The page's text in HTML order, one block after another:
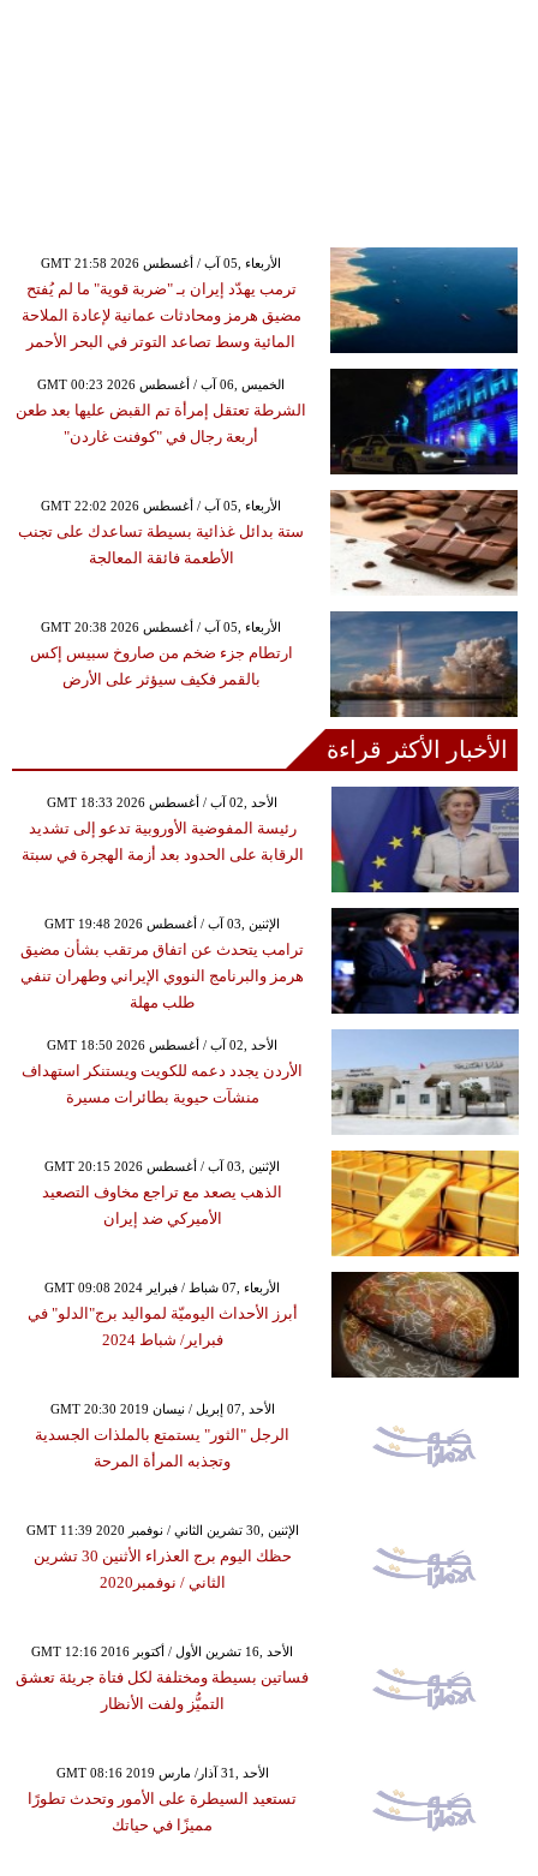
GMT 21:58 2026 الأربعاء ,05 آب / أغسطس
ترمب يهدّد إيران بـ "ضربة قوية" ما لم يُفتح
مضيق هرمز ومحادثات عمانية لإعادة الملاحة
المائية وسط تصاعد التوتر في البحر الأحمر
GMT 00:23 2026 الخميس ,06 آب / أغسطس
الشرطة تعتقل إمرأة تم القبض عليها بعد طعن
أربعة رجال في "كوفنت غاردن"
GMT 22:02 2026 الأربعاء ,05 آب / أغسطس
ستة بدائل غذائية بسيطة تساعدك على تجنب
الأطعمة فائقة المعالجة
GMT 20:38 2026 الأربعاء ,05 آب / أغسطس
ارتطام جزء ضخم من صاروخ سبيس إكس
بالقمر فكيف سيؤثر على الأرض
الأخبار الأكثر قراءة
GMT 18:33 2026 الأحد ,02 آب / أغسطس
رئيسة المفوضية الأوروبية تدعو إلى تشديد
الرقابة على الحدود بعد أزمة الهجرة في سبتة
GMT 19:48 2026 الإثنين ,03 آب / أغسطس
ترامب يتحدث عن اتفاق مرتقب بشأن مضيق
هرمز والبرنامج النووي الإيراني وطهران تنفي
طلب مهلة
GMT 18:50 2026 الأحد ,02 آب / أغسطس
الأردن يجدد دعمه للكويت ويستنكر استهداف
منشآت حيوية بطائرات مسيرة
GMT 20:15 2026 الإثنين ,03 آب / أغسطس
الذهب يصعد مع تراجع مخاوف التصعيد
الأميركي ضد إيران
GMT 09:08 2024 الأربعاء ,07 شباط / فبراير
أبرز الأحداث اليوميّة لمواليد برج"الدلو" في
فبراير/ شباط 2024
GMT 20:30 2019 الأحد ,07 إبريل / نيسان
الرجل "الثور" يستمتع بالملذات الجسدية
وتجذبه المرأة المرحة
GMT 11:39 2020 الإثنين ,30 تشرين الثاني / نوفمبر
حظك اليوم برج العذراء الأثنين 30 تشرين
الثاني / نوفمبر2020
GMT 12:16 2016 الأحد ,16 تشرين الأول / أكتوبر
فساتين بسيطة ومختلفة لكل فتاة جريئة تعشق
التميُّز ولفت الأنظار
GMT 08:16 2019 الأحد ,31 آذار/ مارس
تستعيد السيطرة على الأمور وتحدث تطورًا
مميزًا في حياتك